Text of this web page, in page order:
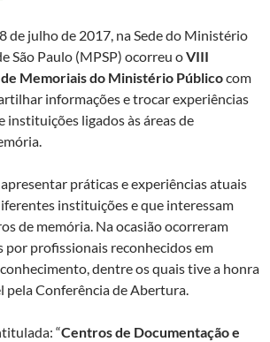
de julho de 2017, na Sede do Ministério
São Paulo (MPSP) ocorreu oVIII
Memoriais do Ministério Públicocom
informações e trocar experiências
instituições ligados às áreas de
práticas e experiências atuais
instituições e que interessam
de memória. Na ocasião ocorreram
por profissionais reconhecidos em
dentre os quais tive a honra
pela Conferência de Abertura.
“Centros de Documentação e